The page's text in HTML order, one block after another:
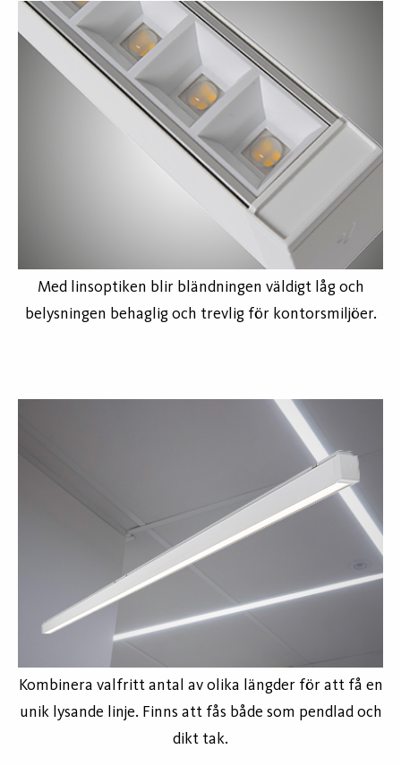
Med linsoptiken blir bländningen väldigt låg och
belysningen behaglig och trevlig för kontorsmiljöer.
Kombinera valfritt antal av olika längder för att få en
unik lysande linje. Finns att fås både som pendlad och
dikt tak.